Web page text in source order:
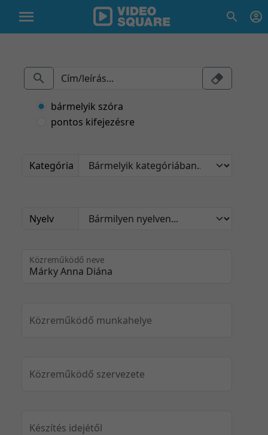
bármelyik szóra
pontos kifejezésre
Kategória
Nyelv
Közreműködő neve
Közreműködő munkahelye
Közreműködő szervezete
Készítés idejétől